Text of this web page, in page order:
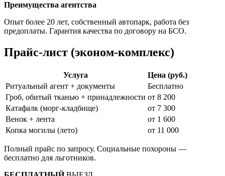
Преимущества агентства
Опыт более 20 лет, собственный автопарк, работа без
предоплаты. Гарантия качества по договору на БСО.
Прайс-лист (эконом-комплекс)
Услуга
Цена (руб.)
Ритуальный агент + документы
Бесплатно
Гроб, обитый тканью + принадлежности от 8 200
Катафалк (морг-кладбище)
от 7 300
Венок + лента
от 1 600
Копка могилы (лето)
от 11 000
Полный прайс по запросу. Социальные похороны —
бесплатно для льготников.